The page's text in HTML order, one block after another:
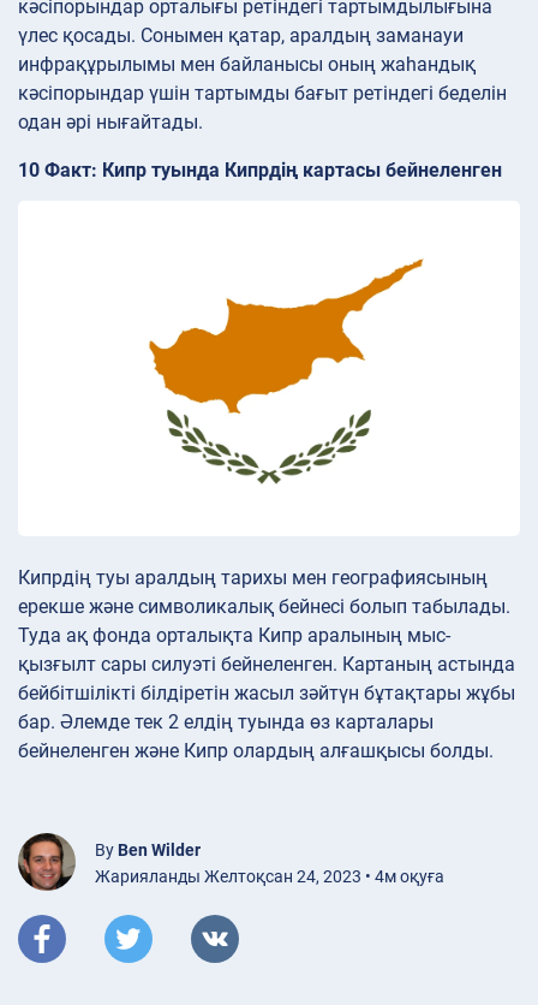
кәсіпорындар орталығы ретіндегі тартымдылығына
үлес қосады. Сонымен қатар, аралдың заманауи
инфрақұрылымы мен байланысы оның жаһандық
кәсіпорындар үшін тартымды бағыт ретіндегі беделін
одан әрі нығайтады.
10 Факт: Кипр туында Кипрдің картасы бейнеленген
Кипрдің туы аралдың тарихы мен географиясының
ерекше және символикалық бейнесі болып табылады.
Туда ақ фонда орталықта Кипр аралының мыс-
қызғылт сары силуэті бейнеленген. Картаның астында
бейбітшілікті білдіретін жасыл зәйтүн бұтақтары жұбы
бар. Әлемде тек 2 елдің туында өз карталары
бейнеленген және Кипр олардың алғашқысы болды.
By Ben Wilder
Жарияланды Желтоқсан 24, 2023 • 4м оқуға